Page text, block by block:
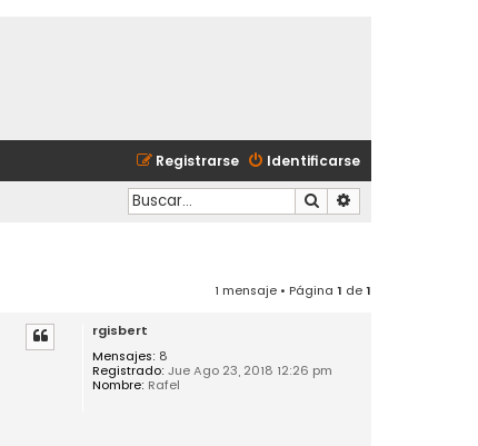
Identificarse
Registrarse
Buscar
1 mensaje • Página 1 de1
rgisbert
Mensajes: 8
Registrado: Jue Ago 23, 2018 12:26 pm
Nombre: Rafel